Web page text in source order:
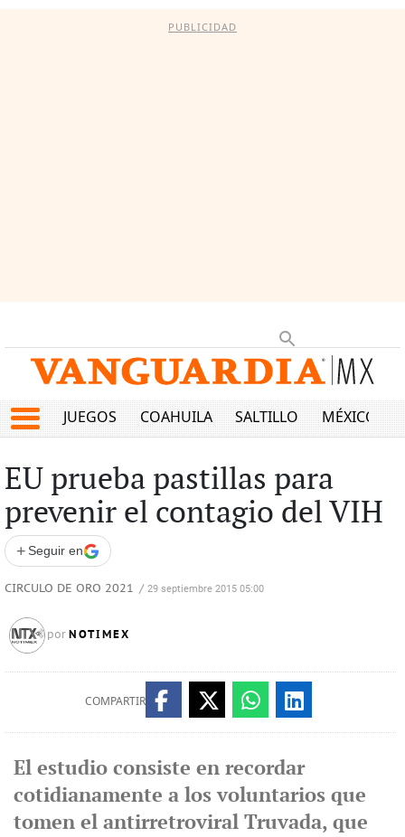
PUBLICIDAD
JUEGOS COAHUILA SALTILLO MÉXICO
EU prueba pastillas para
prevenir el contagio del VIH
+ Seguir en
CIRCULO DE ORO 2021 / 29 septiembre 2015 05:00
por NOTIMEX
COMPARTIR
El estudio consiste en recordar
cotidianamente a los voluntarios que
tomen el antirretroviral Truvada, que